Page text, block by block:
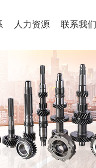
人力资源 联系我们